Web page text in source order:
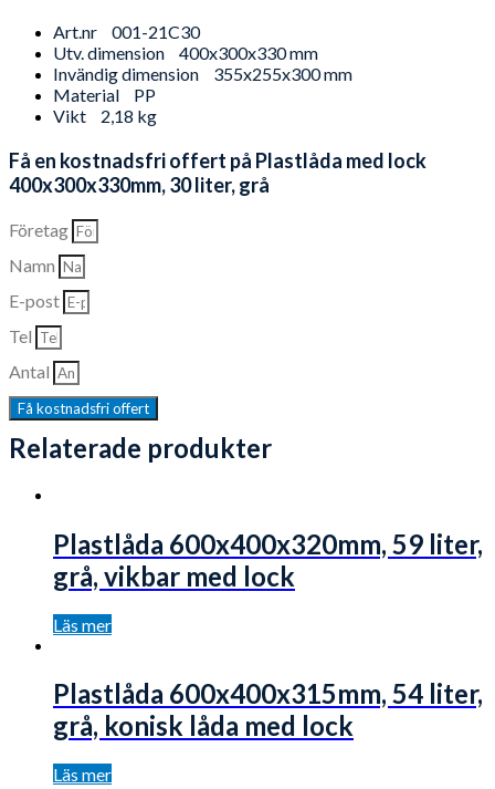
Art.nr
001-21C30
Utv. dimension
400x300x330 mm
Invändig dimension
355x255x300 mm
Material
PP
Vikt
2,18 kg
Få en kostnadsfri offert på Plastlåda med lock
400x300x330mm, 30 liter, grå
Företag
Namn
E-post
Tel
Antal
Få kostnadsfri offert
Relaterade produkter
Plastlåda 600x400x320mm, 59 liter,
grå, vikbar med lock
Läs mer
Plastlåda 600x400x315mm, 54 liter,
grå, konisk låda med lock
Läs mer